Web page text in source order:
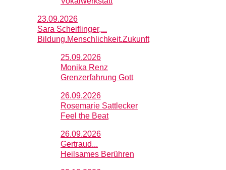
23.09.2026
Sara Scheiflinger,...
Bildung.Menschlichkeit.Zukunft
25.09.2026
Monika Renz
Grenzerfahrung Gott
26.09.2026
Rosemarie Sattlecker
Feel the Beat
26.09.2026
Gertraud...
Heilsames Berühren